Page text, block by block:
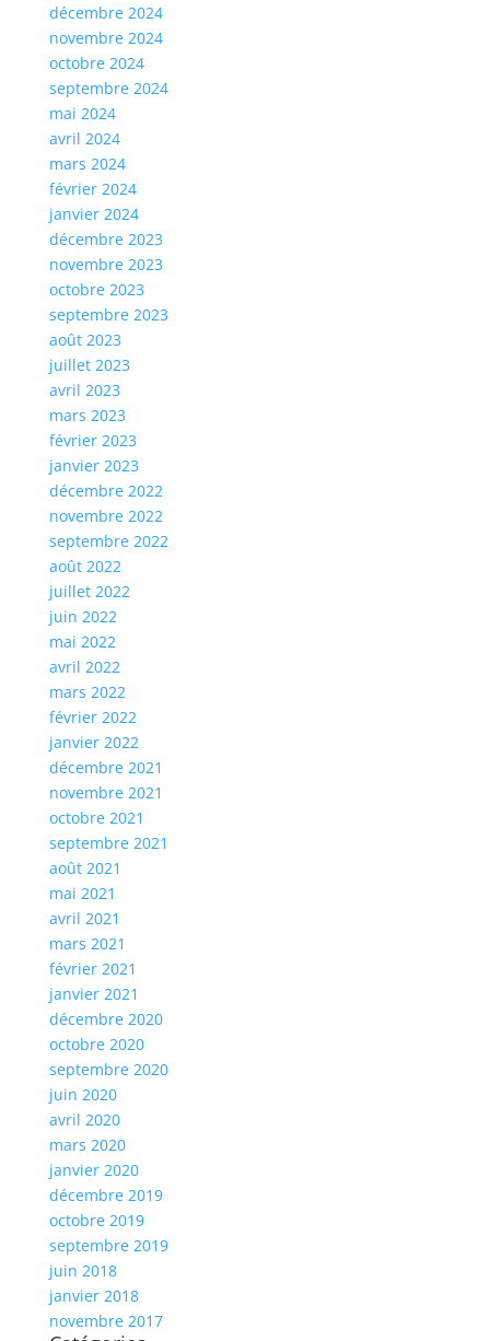
décembre 2024
novembre 2024
octobre 2024
septembre 2024
mai 2024
avril 2024
mars 2024
février 2024
janvier 2024
décembre 2023
novembre 2023
octobre 2023
septembre 2023
août 2023
juillet 2023
avril 2023
mars 2023
février 2023
janvier 2023
décembre 2022
novembre 2022
septembre 2022
août 2022
juillet 2022
juin 2022
mai 2022
avril 2022
mars 2022
février 2022
janvier 2022
décembre 2021
novembre 2021
octobre 2021
septembre 2021
août 2021
mai 2021
avril 2021
mars 2021
février 2021
janvier 2021
décembre 2020
octobre 2020
septembre 2020
juin 2020
avril 2020
mars 2020
janvier 2020
décembre 2019
octobre 2019
septembre 2019
juin 2018
janvier 2018
novembre 2017